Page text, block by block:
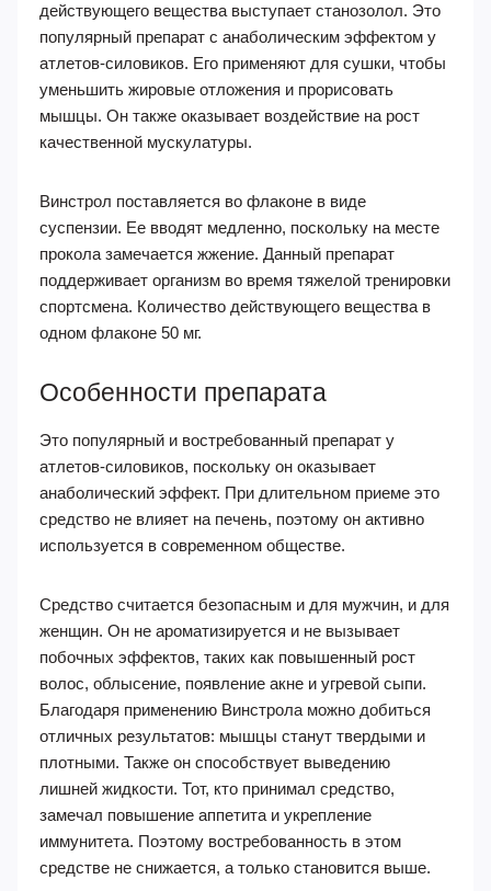
действующего вещества выступает станозолол. Это
популярный препарат с анаболическим эффектом у
атлетов-силовиков. Его применяют для сушки, чтобы
уменьшить жировые отложения и прорисовать
мышцы. Он также оказывает воздействие на рост
качественной мускулатуры.
Винстрол поставляется во флаконе в виде
суспензии. Ее вводят медленно, поскольку на месте
прокола замечается жжение. Данный препарат
поддерживает организм во время тяжелой тренировки
спортсмена. Количество действующего вещества в
одном флаконе 50 мг.
Особенности препарата
Это популярный и востребованный препарат у
атлетов-силовиков, поскольку он оказывает
анаболический эффект. При длительном приеме это
средство не влияет на печень, поэтому он активно
используется в современном обществе.
Средство считается безопасным и для мужчин, и для
женщин. Он не ароматизируется и не вызывает
побочных эффектов, таких как повышенный рост
волос, облысение, появление акне и угревой сыпи.
Благодаря применению Винстрола можно добиться
отличных результатов: мышцы станут твердыми и
плотными. Также он способствует выведению
лишней жидкости. Тот, кто принимал средство,
замечал повышение аппетита и укрепление
иммунитета. Поэтому востребованность в этом
средстве не снижается, а только становится выше.